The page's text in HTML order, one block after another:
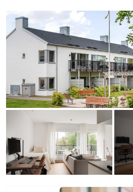
Östra skolgatan 1C
Objektsbeskrivning